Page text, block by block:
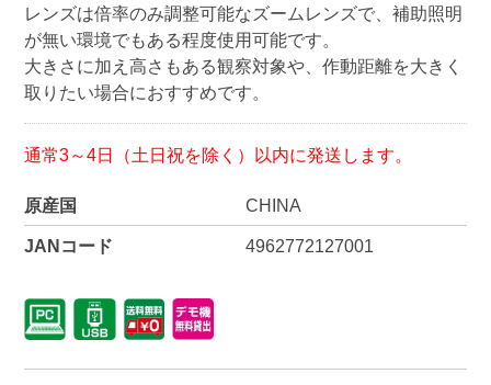
レンズは倍率のみ調整可能なズームレンズで、補助照明
が無い環境でもある程度使用可能です。
大きさに加え高さもある観察対象や、作動距離を大きく
取りたい場合におすすめです。
通常3～4日（土日祝を除く）以内に発送します。
原産国 CHINA
JANコード 4962772127001